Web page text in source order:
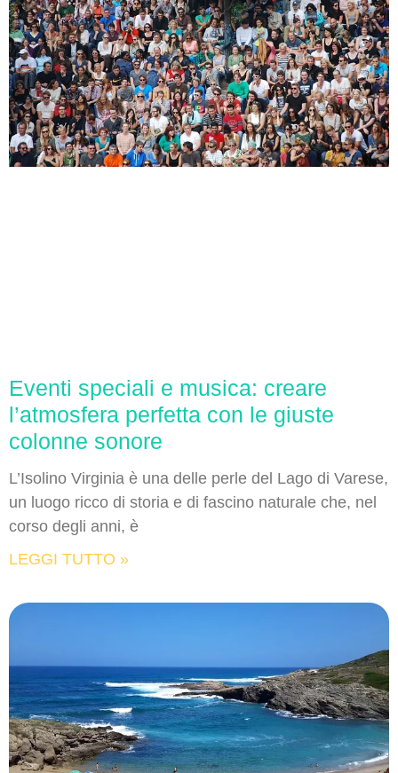
Eventi speciali e musica: creare
l’atmosfera perfetta con le giuste
colonne sonore
L’Isolino Virginia è una delle perle del Lago di Varese,
un luogo ricco di storia e di fascino naturale che, nel
corso degli anni, è
LEGGI TUTTO »